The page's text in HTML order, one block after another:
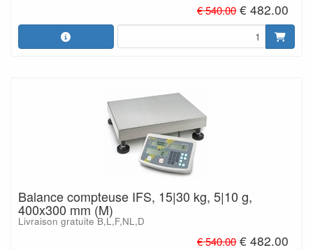
€ 540.00 € 482.00
Balance compteuse IFS, 15|30 kg, 5|10 g,
400x300 mm (M)
Livraison gratuite B,L,F,NL,D
€ 540.00 € 482.00